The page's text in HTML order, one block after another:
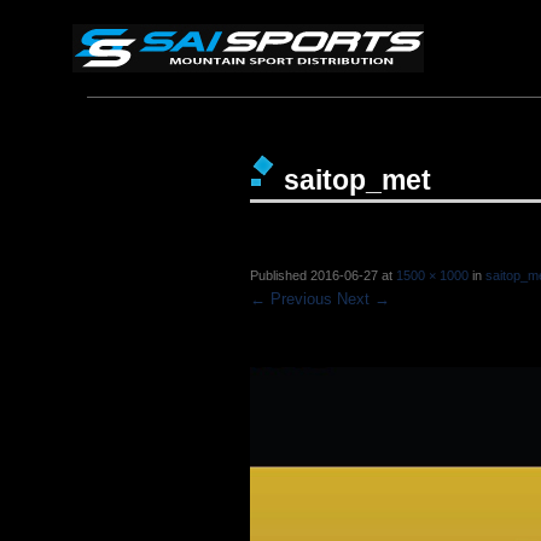
saitop_met
Published 2016-06-27 at 1500 × 1000 in
← Previous Next →